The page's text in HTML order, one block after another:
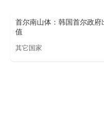
首尔南山体：韩国首尔政
值
其它国家